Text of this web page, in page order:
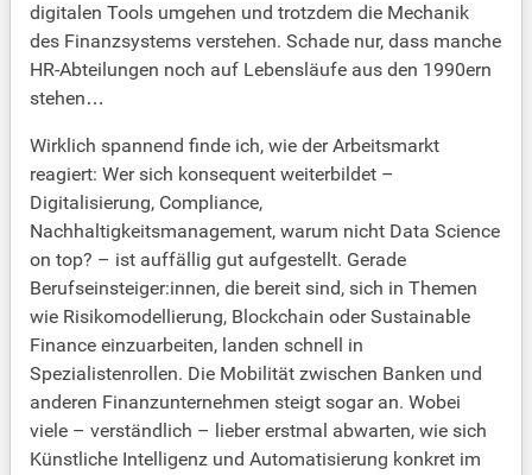
digitalen Tools umgehen und trotzdem die Mechanik
des Finanzsystems verstehen. Schade nur, dass manche
HR-Abteilungen noch auf Lebensläufe aus den 1990ern
stehen…
Wirklich spannend finde ich, wie der Arbeitsmarkt
reagiert: Wer sich konsequent weiterbildet –
Digitalisierung, Compliance,
Nachhaltigkeitsmanagement, warum nicht Data Science
on top? – ist auffällig gut aufgestellt. Gerade
Berufseinsteiger:innen, die bereit sind, sich in Themen
wie Risikomodellierung, Blockchain oder Sustainable
Finance einzuarbeiten, landen schnell in
Spezialistenrollen. Die Mobilität zwischen Banken und
anderen Finanzunternehmen steigt sogar an. Wobei
viele – verständlich – lieber erstmal abwarten, wie sich
Künstliche Intelligenz und Automatisierung konkret im